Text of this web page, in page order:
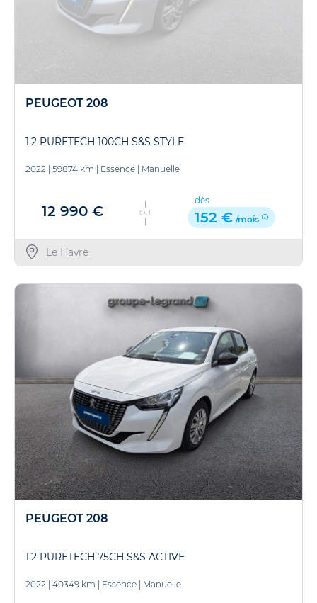
PEUGEOT 208
1.2 PURETECH 100CH S&S STYLE
2022 59874 km Essence Manuelle
12 990 € OU
dès
152 € /mois
Le Havre
PEUGEOT 208
1.2 PURETECH 75CH S&S ACTIVE
2022 40349 km Essence Manuelle